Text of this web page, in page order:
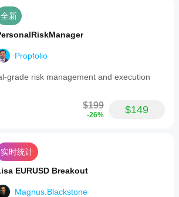
全新
Propfolio
grade risk management and execution
$199
-26% $149
实时统计
EURUSD Breakout
Magnus.Blackstone